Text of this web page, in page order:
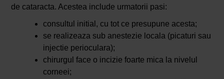
de cataracta. Acestea include urmatorii pasi:
consultul initial, cu tot ce presupune acesta;
se realizeaza sub anestezie locala (picaturi sau
injectie perioculara);
chirurgul face o incizie foarte mica la nivelul
corneei;